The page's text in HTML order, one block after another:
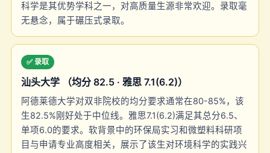
科学是其优势学科之一，对高质量生源非常欢迎。录取毫
无悬念，属于碾压式录取。
✅ 录取
汕头大学 （均分 82.5 · 雅思 7.1(6.2)）
阿德莱德大学对双非院校的均分要求通常在80-85%，该
生82.5%刚好处于中位线。雅思7.1(6.2)满足其总分6.5、
单项6.0的要求。软背景中的环保局实习和微塑料科研项
目与申请专业高度相关，展示了该生对环境科学的实践兴